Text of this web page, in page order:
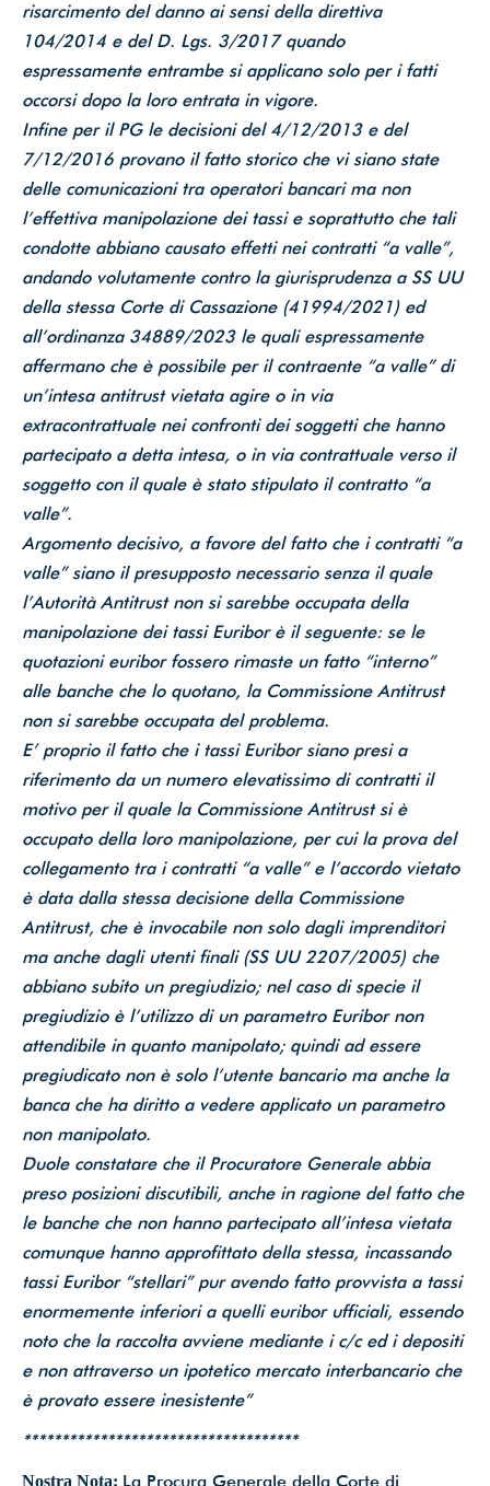
risarcimento del danno ai sensi della direttiva
104/2014 e del D. Lgs. 3/2017 quando
espressamente entrambe si applicano solo per i fatti
occorsi dopo la loro entrata in vigore.
Infine per il PG le decisioni del 4/12/2013 e del
7/12/2016 provano il fatto storico che vi siano state
delle comunicazioni tra operatori bancari ma non
l’effettiva manipolazione dei tassi e soprattutto che tali
condotte abbiano causato effetti nei contratti “a valle”,
andando volutamente contro la giurisprudenza a SS UU
della stessa Corte di Cassazione (41994/2021) ed
all’ordinanza 34889/2023 le quali espressamente
affermano che è possibile per il contraente “a valle” di
un’intesa antitrust vietata agire o in via
extracontrattuale nei confronti dei soggetti che hanno
partecipato a detta intesa, o in via contrattuale verso il
soggetto con il quale è stato stipulato il contratto “a
valle”.
Argomento decisivo, a favore del fatto che i contratti “a
valle” siano il presupposto necessario senza il quale
l’Autorità Antitrust non si sarebbe occupata della
manipolazione dei tassi Euribor è il seguente: se le
quotazioni euribor fossero rimaste un fatto “interno”
alle banche che lo quotano, la Commissione Antitrust
non si sarebbe occupata del problema.
E’ proprio il fatto che i tassi Euribor siano presi a
riferimento da un numero elevatissimo di contratti il
motivo per il quale la Commissione Antitrust si è
occupato della loro manipolazione, per cui la prova del
collegamento tra i contratti “a valle” e l’accordo vietato
è data dalla stessa decisione della Commissione
Antitrust, che è invocabile non solo dagli imprenditori
ma anche dagli utenti finali (SS UU 2207/2005) che
abbiano subito un pregiudizio; nel caso di specie il
pregiudizio è l’utilizzo di un parametro Euribor non
attendibile in quanto manipolato; quindi ad essere
pregiudicato non è solo l’utente bancario ma anche la
banca che ha diritto a vedere applicato un parametro
non manipolato.
Duole constatare che il Procuratore Generale abbia
preso posizioni discutibili, anche in ragione del fatto che
le banche che non hanno partecipato all’intesa vietata
comunque hanno approfittato della stessa, incassando
tassi Euribor “stellari” pur avendo fatto provvista a tassi
enormemente inferiori a quelli euribor ufficiali, essendo
noto che la raccolta avviene mediante i c/c ed i depositi
e non attraverso un ipotetico mercato interbancario che
è provato essere inesistente”
************************************
Nostra Nota: La Procura Generale della Corte di